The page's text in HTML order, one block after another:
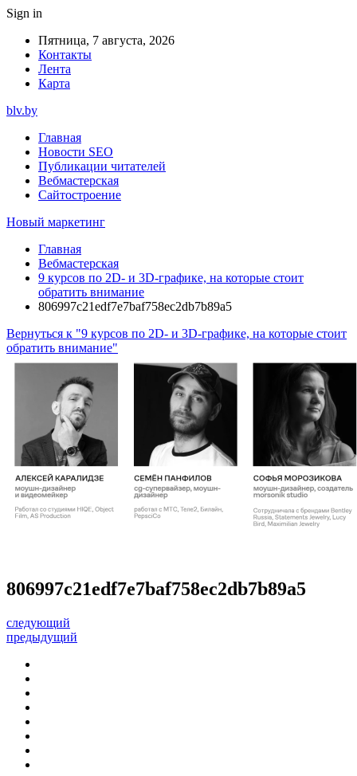
Sign in
Пятница, 7 августа, 2026
Контакты
Лента
Карта
blv.by
Главная
Новости SEO
Публикации читателей
Вебмастерская
Сайтостроение
Новый маркетинг
Главная
Вебмастерская
9 курсов по 2D- и 3D-графике, на которые стоит
обратить внимание
806997c21edf7e7baf758ec2db7b89a5
Вернуться к "9 курсов по 2D- и 3D-графике, на которые стоит
обратить внимание"
806997c21edf7e7baf758ec2db7b89a5
следующий
предыдущий